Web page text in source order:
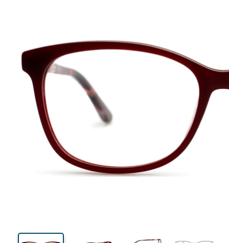
40 mm
Glashoogte Glasbreedte